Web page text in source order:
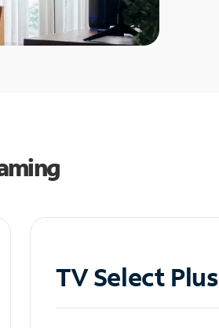
TV Select Plus